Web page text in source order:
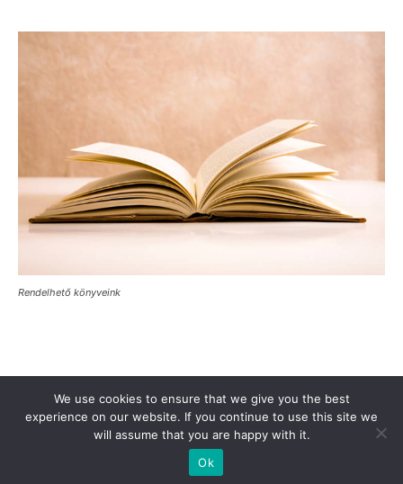
Rendelhető könyveink
Támogasd a Türkinfót! Kiadványaink
Médiaajánlat
Impresszum
Adatkezelési Tájékoztató ÁSZF
Alapítvány
Rólunk
Kapcsolat
© Turkinfo.hu 2020
We use cookies to ensure that we give you the best
experience on our website. If you continue to use this site we
will assume that you are happy with it.
Ok